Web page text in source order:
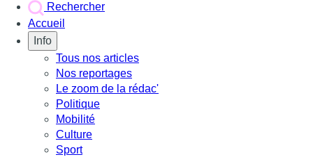
Rechercher
Accueil
Info
Tous nos articles
Nos reportages
Le zoom de la rédac'
Politique
Mobilité
Culture
Sport